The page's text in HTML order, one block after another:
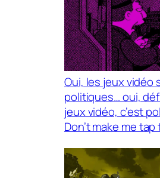
Oui, les jeux vidéo
politiques… oui,
jeux vidéo, c’est
Don’t make me